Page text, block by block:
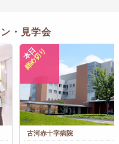
・見学会
本日
締め切り
古河赤十字病院